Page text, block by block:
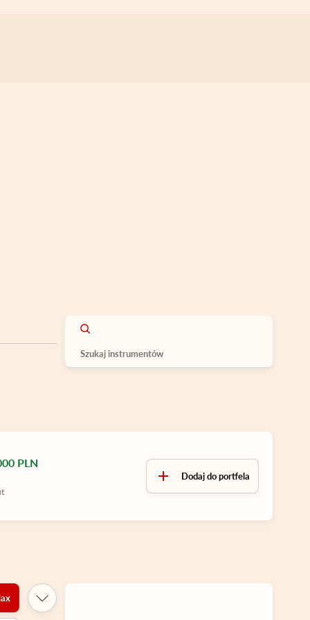
PLN
Dodaj do portfela